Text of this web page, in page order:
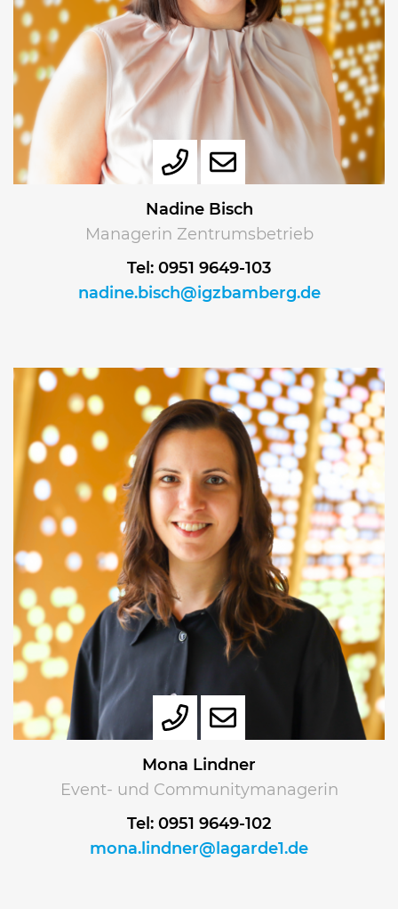
Nadine Bisch
Managerin Zentrumsbetrieb
Tel: 0951 9649-103
nadine.bisch@igzbamberg.de
Mona Lindner
Event- und Communitymanagerin
Tel: 0951 9649-102
mona.lindner@lagarde1.de